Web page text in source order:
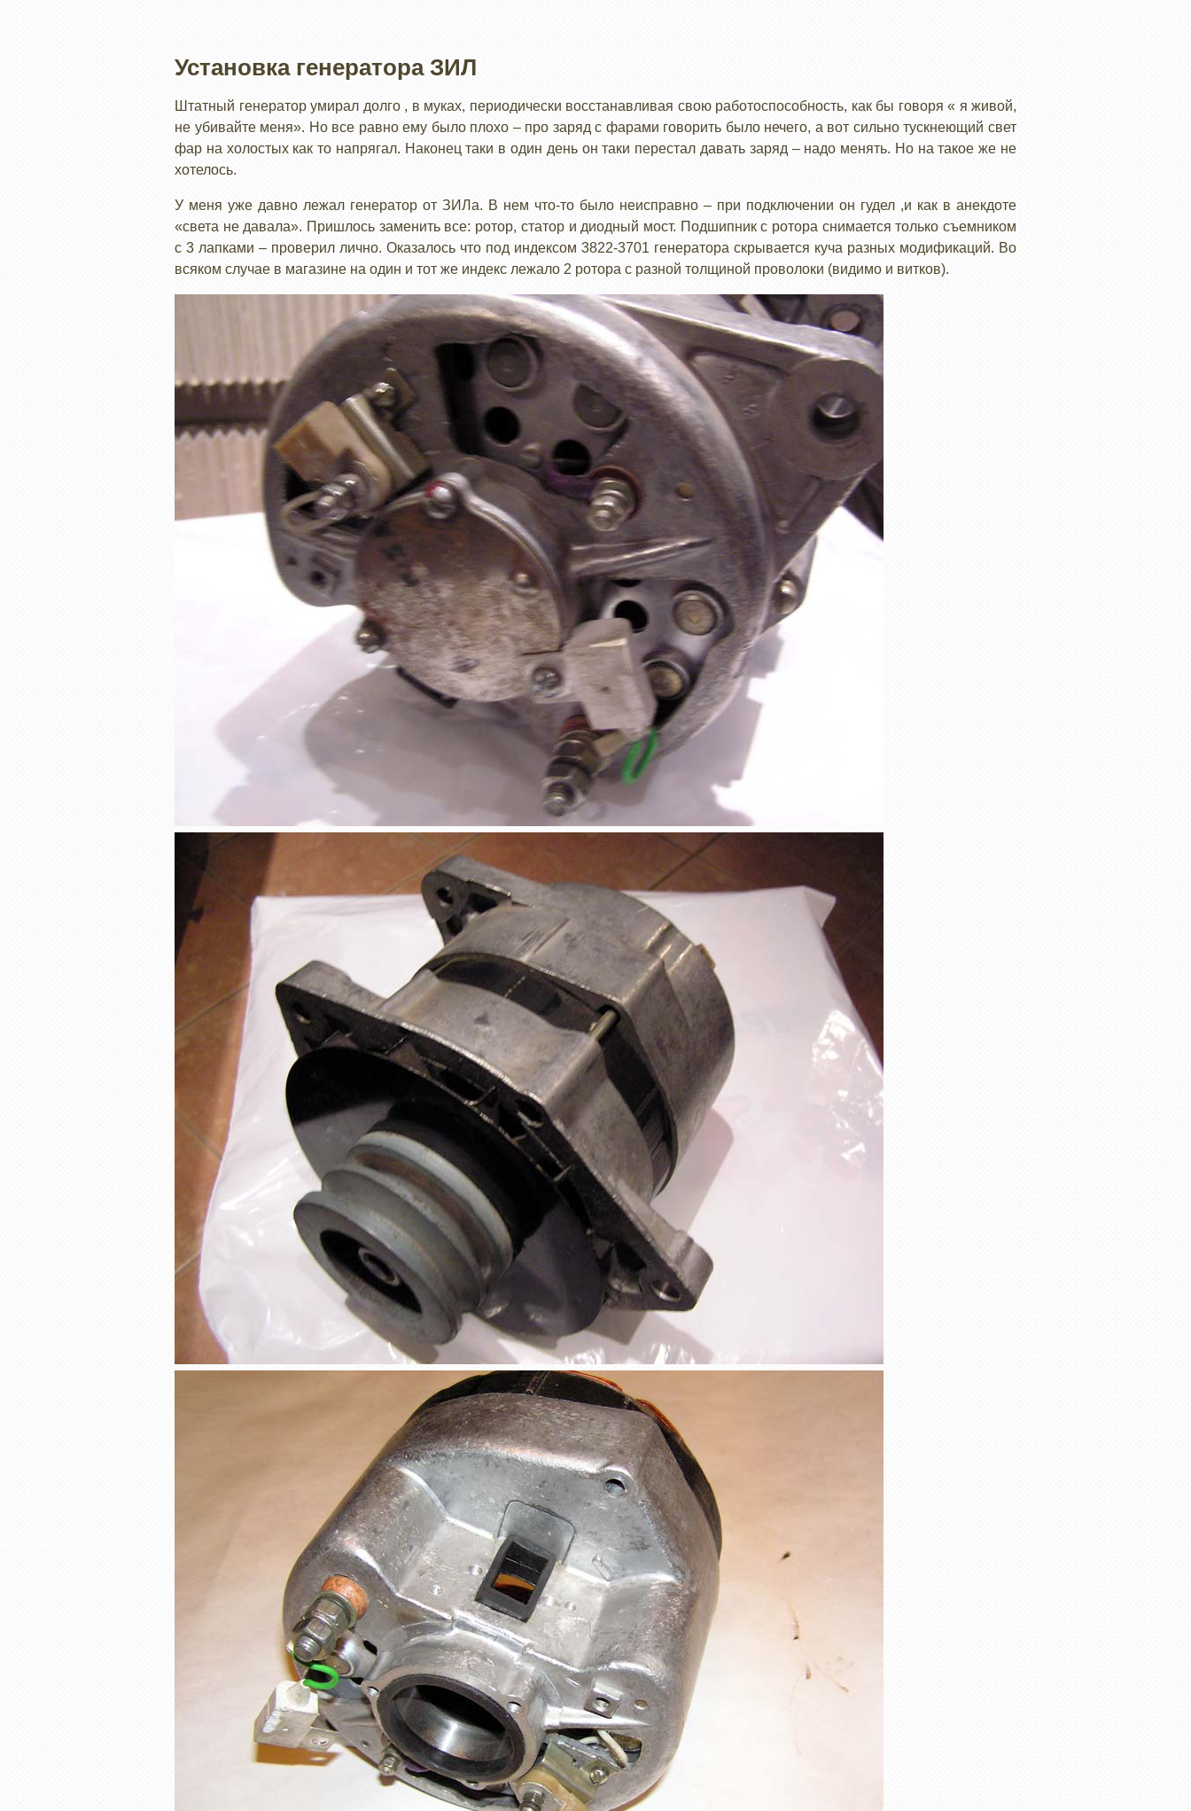
Установка генератора ЗИЛ
Штатный генератор умирал долго , в муках, периодически восстанавливая свою работоспособность, как бы говоря « я живой,
не убивайте меня». Но все равно ему было плохо – про заряд с фарами говорить было нечего, а вот сильно тускнеющий свет
фар на холостых как то напрягал. Наконец таки в один день он таки перестал давать заряд – надо менять. Но на такое же не
хотелось.
У меня уже давно лежал генератор от ЗИЛа. В нем что-то было неисправно – при подключении он гудел ,и как в анекдоте
«света не давала». Пришлось заменить все: ротор, статор и диодный мост. Подшипник с ротора снимается только съемником
с 3 лапками – проверил лично. Оказалось что под индексом 3822-3701 генератора скрывается куча разных модификаций. Во
всяком случае в магазине на один и тот же индекс лежало 2 ротора с разной толщиной проволоки (видимо и витков).